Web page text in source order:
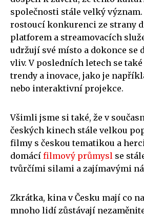
společnosti stále velký význam.
rostoucí konkurenci ze strany
platforem a streamovacích
udržují své místo a dokonce se
vliv. V posledních letech se
trendy a inovace, jako je
nebo interaktivní projekce.
Všimli jsme si také, že v
českých kinech stále velkou
filmy s českou tematikou a
domácí filmový průmysl se
tvůrčími silami a zajímavými
Zkrátka, kina v Česku mají co
mnoho lidí zůstávají